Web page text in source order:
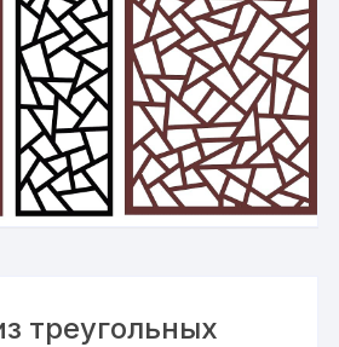
треугольных